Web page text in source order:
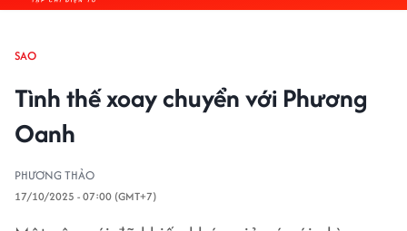
SAO
Tình thế xoay chuyển với Phương
Oanh
PHƯƠNG THẢO
17/10/2025 - 07:00 (GMT+7)